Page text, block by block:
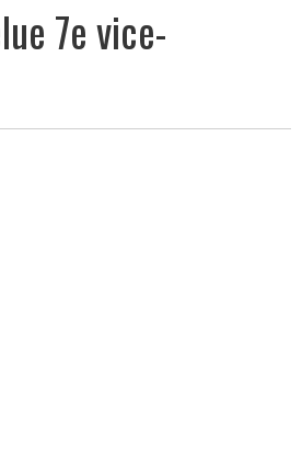
7e vice-